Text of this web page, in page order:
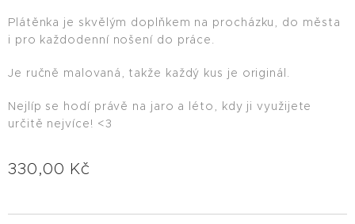
Plátěnka je skvělým doplňkem na procházku, do města
i pro každodenní nošení do práce.
Je ručně malovaná, takže každý kus je originál.
Nejlíp se hodí právě na jaro a léto, kdy ji využijete
určitě nejvíce! <3
330,00 Kč